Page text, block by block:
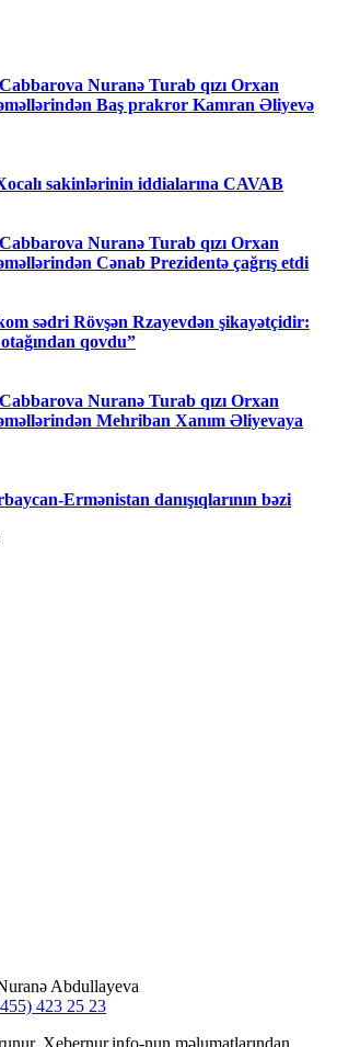
Nuranə Turab qızı Orxan
Baş prakror Kamran Əliyevə
sakinlərinin iddialarına CAVAB
Nuranə Turab qızı Orxan
Cənab Prezidentə çağrış etdi
sədri Rövşən Rzayevdən şikayətçidir:
qovdu”
Nuranə Turab qızı Orxan
Mehriban Xanım Əliyevaya
Ermənistan danışıqlarının bəzi
Abdullayeva
423 25 23